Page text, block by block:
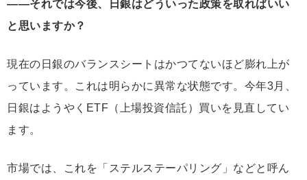
――それでは今後、日銀はどういった政策を取ればいい
と思いますか？
現在の日銀のバランスシートはかつてないほど膨れ上が
っています。これは明らかに異常な状態です。今年3月、
日銀はようやくETF（上場投資信託）買いを見直してい
ます。
市場では、これを「ステルステーパリング」などと呼ん